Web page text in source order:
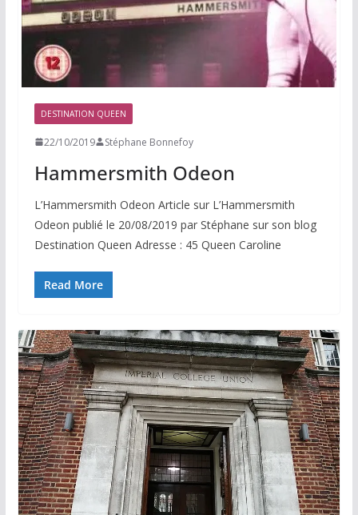
DESTINATION QUEEN
22/10/2019 Stéphane Bonnefoy
Hammersmith Odeon
L’Hammersmith Odeon Article sur L’Hammersmith
Odeon publié le 20/08/2019 par Stéphane sur son blog
Destination Queen Adresse : 45 Queen Caroline
Read More